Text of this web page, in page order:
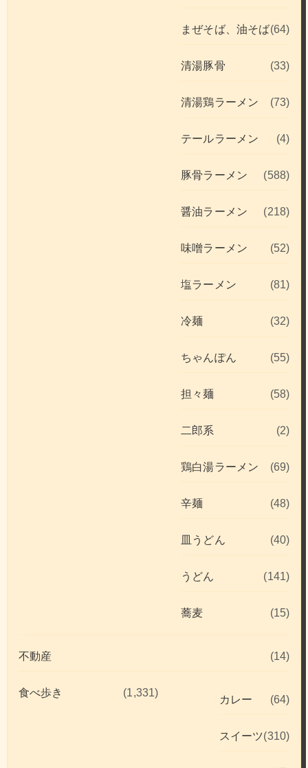
まぜそば、油そば(64)
清湯豚骨 (33)
清湯鶏ラーメン (73)
テールラーメン (4)
豚骨ラーメン (588)
醤油ラーメン (218)
味噌ラーメン (52)
塩ラーメン (81)
冷麺 (32)
ちゃんぽん (55)
担々麺 (58)
二郎系 (2)
鶏白湯ラーメン (69)
辛麺 (48)
皿うどん (40)
うどん (141)
蕎麦 (15)
不動産 (14)
食べ歩き (1,331)
カレー (64)
スイーツ(310)